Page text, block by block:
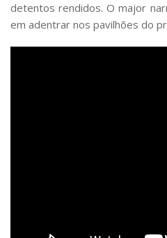
detentos rendidos. O major
em adentrar nos pavilhões do